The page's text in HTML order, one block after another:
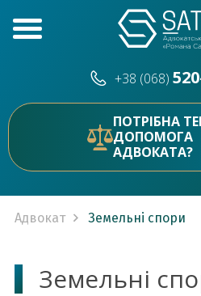
+38 (068)
ПОТРІБНА
ДОПОМОГА
АДВОКАТА?
Адвокат Земельні спори
Земельні